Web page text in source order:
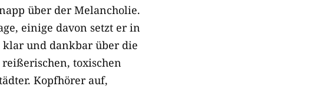
über der Melancholie.
einige davon setzt er in
klar und dankbar über die
toxischen
Kopfhörer auf,